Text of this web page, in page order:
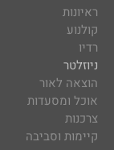
ראיונות
קולנוע
רדיו
ניוזלטר
הוצאה לאור
אוכל ומסעדות
צרכנות
קיימות וסביבה